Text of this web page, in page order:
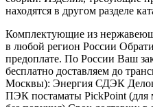
находятся в другом разделе
Комплектующие из
в любой регион России
предоплате. По России Ваш
бесплатно доставляем до
Москвы): Энергия СДЭК
ПЭК постаматы PickPoint (для